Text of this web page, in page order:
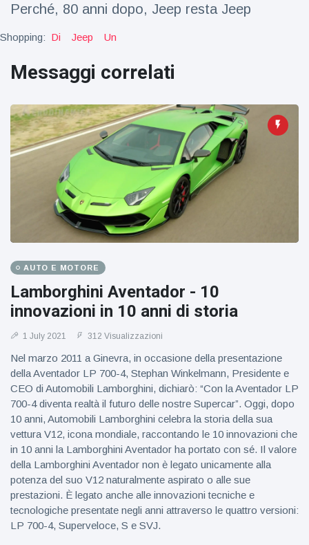
Perché, 80 anni dopo, Jeep resta Jeep
Shopping: Di Jeep Un
Messaggi correlati
AUTO E MOTORE
Lamborghini Aventador - 10
innovazioni in 10 anni di storia
1 July 2021 312 Visualizzazioni
Nel marzo 2011 a Ginevra, in occasione della presentazione
della Aventador LP 700-4, Stephan Winkelmann, Presidente e
CEO di Automobili Lamborghini, dichiarò: “Con la Aventador LP
700-4 diventa realtà il futuro delle nostre Supercar”. Oggi, dopo
10 anni, Automobili Lamborghini celebra la storia della sua
vettura V12, icona mondiale, raccontando le 10 innovazioni che
in 10 anni la Lamborghini Aventador ha portato con sé. Il valore
della Lamborghini Aventador non è legato unicamente alla
potenza del suo V12 naturalmente aspirato o alle sue
prestazioni. È legato anche alle innovazioni tecniche e
tecnologiche presentate negli anni attraverso le quattro versioni:
LP 700-4, Superveloce, S e SVJ.